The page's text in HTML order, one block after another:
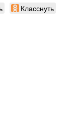
Класснуть